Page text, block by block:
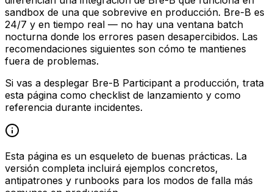
sandbox de una que sobrevive en producción. Bre-B es
24/7 y en tiempo real — no hay una ventana batch
nocturna donde los errores pasen desapercibidos. Las
recomendaciones siguientes son cómo te mantienes
fuera de problemas.
Si vas a desplegar Bre-B Participant a producción, trata
esta página como checklist de lanzamiento y como
referencia durante incidentes.
Esta página es un esqueleto de buenas prácticas. La
versión completa incluirá ejemplos concretos,
antipatrones y runbooks para los modos de falla más